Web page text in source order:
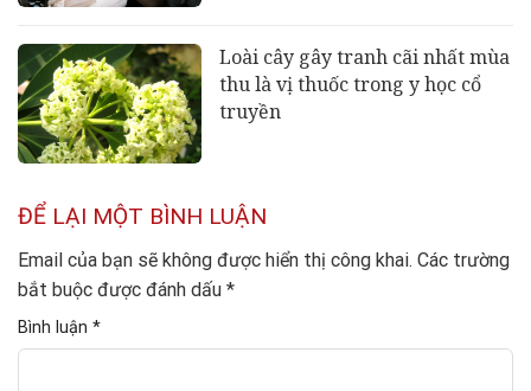
Loài cây gây tranh cãi nhất mùa
thu là vị thuốc trong y học cổ
truyền
ĐỂ LẠI MỘT BÌNH LUẬN
Email của bạn sẽ không được hiển thị công khai. Các trường
bắt buộc được đánh dấu *
Bình luận *